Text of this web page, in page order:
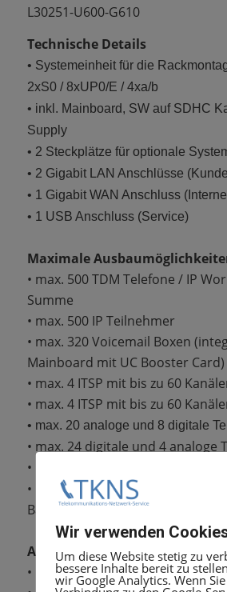
L30251-U600-G610
Technische Details
• Systemeinheit für die
2xS0 / 8xUP0/E / 4xa/b
• inkl. Mainboard, SW auf SDHC
Supply
• 2 Steckplätze für optionale
• 2 Gigabit LAN Anschlüsse
• 1 Gigabit WAN Anschluss
• 1 USB Anschluss
Maximale
• max. 500 TDM Telefone / IP
Summe
• max. 500 IP Teilnehmer
• max. 320 Voicemail Boxen
Mainboard mit UC Booster Card)
• max. 4 ITSP mit bis zu 60
• max. 4 ITSP mit bis zu 60
• max. 20 analoge und 8 digitale
• max. 24 digitale und 4 analoge
•
• max. 32 cordless Teilnehmer
Basisstationen
Ausbauvariante mit Smart UC
• max. 250 Smart UC User
Wir verwenden
Um diese Website stetig zu
bessere Inhalte bereit zu
wir Google Analytics. Wenn